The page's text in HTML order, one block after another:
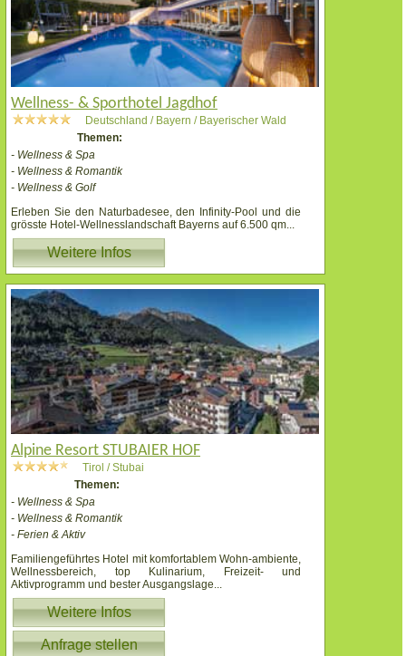
Wellness- & Sporthotel Jagdhof
Deutschland / Bayern / Bayerischer Wald
Themen:
- Wellness & Spa
- Wellness & Romantik
- Wellness & Golf
Erleben Sie den Naturbadesee, den Infinity-Pool und die
grösste Hotel-Wellnesslandschaft Bayerns auf 6.500 qm
Weitere Infos
Alpine Resort STUBAIER HOF
Tirol / Stubai
Themen:
- Wellness & Spa
- Wellness & Romantik
- Ferien & Aktiv
Familiengeführtes Hotel mit komfortablem Wohn-ambiente,
Wellnessbereich, top Kulinarium, Freizeit- und
Aktivprogramm und bester Ausgangslage...
Weitere Infos
Anfrage stellen